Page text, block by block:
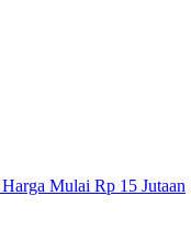
Mulai Rp 15 Jutaan